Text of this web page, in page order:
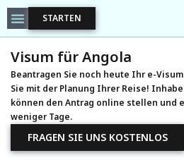
STARTEN
Visum für Angola
Beantragen Sie noch heute Ihr e-
Sie mit der Planung Ihrer Reise!
können den Antrag online stellen und
weniger Tage.
FRAGEN SIE UNS KOSTENLOS